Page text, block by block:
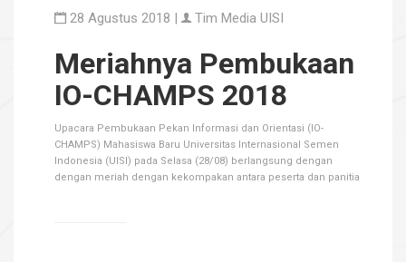
28 Agustus 2018 | Tim Media UISI
Meriahnya Pembukaan
IO-CHAMPS 2018
Upacara Pembukaan Pekan Informasi dan Orientasi (IO-
CHAMPS) Mahasiswa Baru Universitas Internasional Semen
Indonesia (UISI) pada Selasa (28/08) berlangsung dengan
dengan meriah dengan kekompakan antara peserta dan panitia